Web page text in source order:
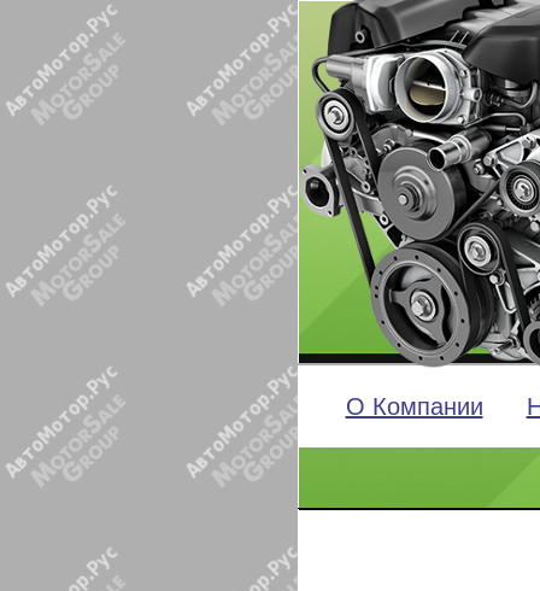
О Компании